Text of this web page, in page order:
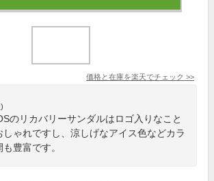
価格と在庫を楽天でチェック >>
のリカバリーサンダルはロゴ入りなこと
ゃれですし、涼しげなアイス色などカラ
豊富です。